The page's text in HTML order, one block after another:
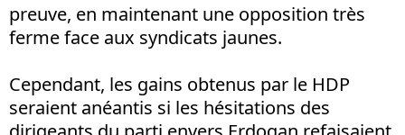
preuve, en maintenant une opposition très
ferme face aux syndicats jaunes.
Cependant, les gains obtenus par le HDP
seraient anéantis si les hésitations des